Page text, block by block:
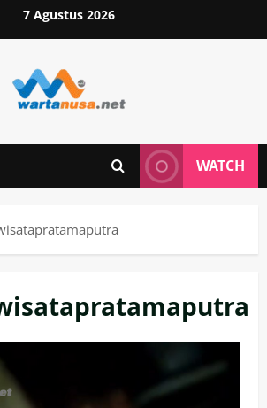
7 Agustus 2026
WATCH